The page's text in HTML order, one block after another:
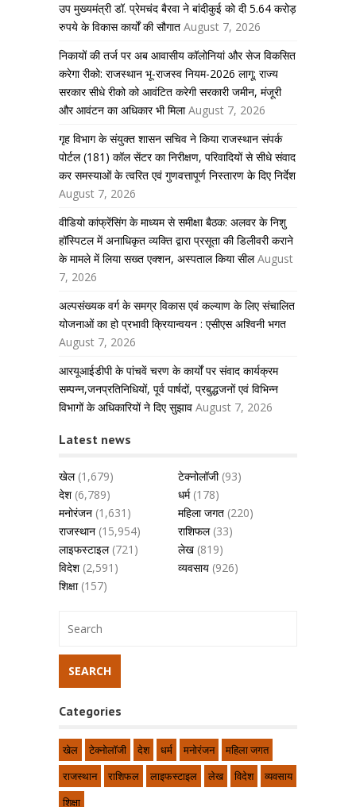
उप मुख्यमंत्री डॉ. प्रेमचंद बैरवा ने बांदीकुई को दी 5.64 करोड़
रुपये के विकास कार्यों की सौगात August 7, 2026
निकायों की तर्ज पर अब आवासीय कॉलोनियां और सेज विकसित
करेगा रीको: राजस्थान भू-राजस्व नियम-2026 लागू; राज्य
सरकार सीधे रीको को आवंटित करेगी सरकारी जमीन, मंजूरी
और आवंटन का अधिकार भी मिला August 7, 2026
गृह विभाग के संयुक्त शासन सचिव ने किया राजस्थान संपर्क
पोर्टल (181) कॉल सेंटर का निरीक्षण, परिवादियों से सीधे संवाद
कर समस्याओं के त्वरित एवं गुणवत्तापूर्ण निस्तारण के दिए निर्देश
August 7, 2026
वीडियो कांफ्रेंसिंग के माध्यम से समीक्षा बैठक: अलवर के निशु
हॉस्पिटल में अनाधिकृत व्यक्ति द्वारा प्रसूता की डिलीवरी कराने
के मामले में लिया सख्त एक्शन, अस्पताल किया सील August
7, 2026
अल्पसंख्यक वर्ग के समग्र विकास एवं कल्याण के लिए संचालित
योजनाओं का हो प्रभावी क्रियान्वयन : एसीएस अश्विनी भगत
August 7, 2026
आरयूआईडीपी के पांचवें चरण के कार्यों पर संवाद कार्यक्रम
सम्पन्न,जनप्रतिनिधियों, पूर्व पार्षदों, प्रबुद्धजनों एवं विभिन्न
विभागों के अधिकारियों ने दिए सुझाव August 7, 2026
Latest news
खेल(1,679) टेक्नोलॉजी(93)
देश(6,789) धर्म(178)
मनोरंजन (1,631) महिला जगत (220)
राजस्थान (15,954) राशिफल(33)
लाइफस्टाइल(721) लेख (819)
विदेश(2,591) व्यवसाय (926)
शिक्षा(157)
Categories
खेल टेक्नोलॉजी देश धर्म मनोरंजन
महिला जगत
राजस्थान
राशिफल लाइफस्टाइल लेख विदेश
व्यवसाय
शिक्षा